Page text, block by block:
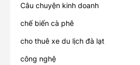
Câu chuyện kinh doanh
chế biến cà phê
cho thuê xe du lịch đà lạt
công nghệ